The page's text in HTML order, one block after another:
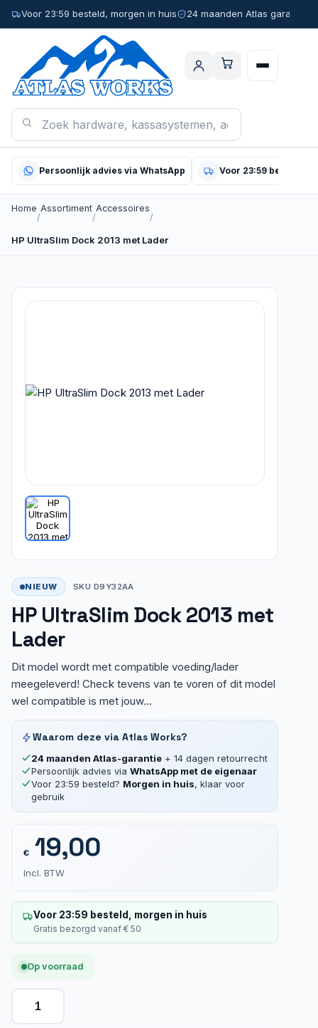
Voor 23:59 besteld, morgen in huis 24 maanden Atlas garantie
Persoonlijk advies via WhatsApp Voor 23:59 besteld,
Home
/
Assortiment
/
Accessoires
/
HP UltraSlim Dock 2013 met Lader
NIEUW SKU D9Y32AA
HP UltraSlim Dock 2013 met
Lader
Dit model wordt met compatible voeding/lader
meegeleverd! Check tevens van te voren of dit model
wel compatible is met jouw...
Waarom deze via Atlas Works?
24 maanden Atlas-garantie + 14 dagen retourrecht
Persoonlijk advies via WhatsApp met de eigenaar
Voor 23:59 besteld? Morgen in huis, klaar voor
gebruik
€19,00
Incl. BTW
Voor 23:59 besteld, morgen in huis
Gratis bezorgd vanaf € 50
Op voorraad